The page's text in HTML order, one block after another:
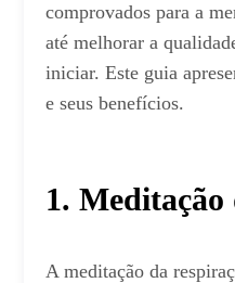
comprovados para a
até melhorar a
iniciar. Este guia
e seus benefícios.
1. Meditação
A meditação da